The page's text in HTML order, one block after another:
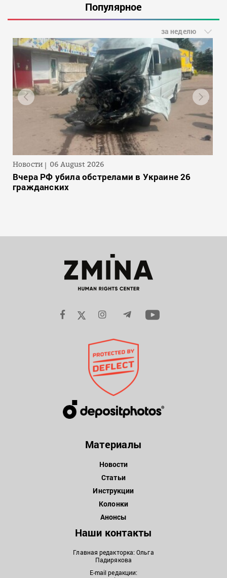
Популярное
за неделю
Новости 06 August 2026
Вчера РФ убила обстрелами в Украине 26
гражданских
Материалы
Новости
Статьи
Инструкции
Колонки
Анонсы
Наши контакты
Главная редакторка: Ольга
Падирякова
E-mail редакции: